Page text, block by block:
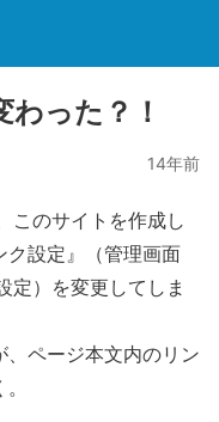
った？！
14年前
このサイトを作成し
ク設定』（管理画面
定）を変更してしま
、ページ本文内のリン